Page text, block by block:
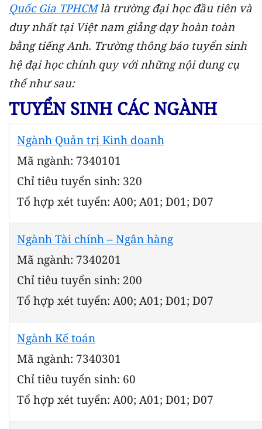
Quốc Gia TPHCMlà trường đại học đầu tiên và
duy nhất tại Việt nam giảng dạy hoàn toàn
bằng tiếng Anh. Trường thông báo tuyển sinh
hệ đại học chính quy với những nội dung cụ
thể như sau:
TUYỂN SINH CÁC NGÀNH
Ngành Quản trị Kinh doanh
Mã ngành: 7340101
Chỉ tiêu tuyển sinh: 320
Tổ hợp xét tuyển: A00; A01; D01; D07
Ngành Tài chính – Ngân hàng
Mã ngành: 7340201
Chỉ tiêu tuyển sinh: 200
Tổ hợp xét tuyển: A00; A01; D01; D07
Ngành Kế toán
Mã ngành: 7340301
Chỉ tiêu tuyển sinh: 60
Tổ hợp xét tuyển: A00; A01; D01; D07